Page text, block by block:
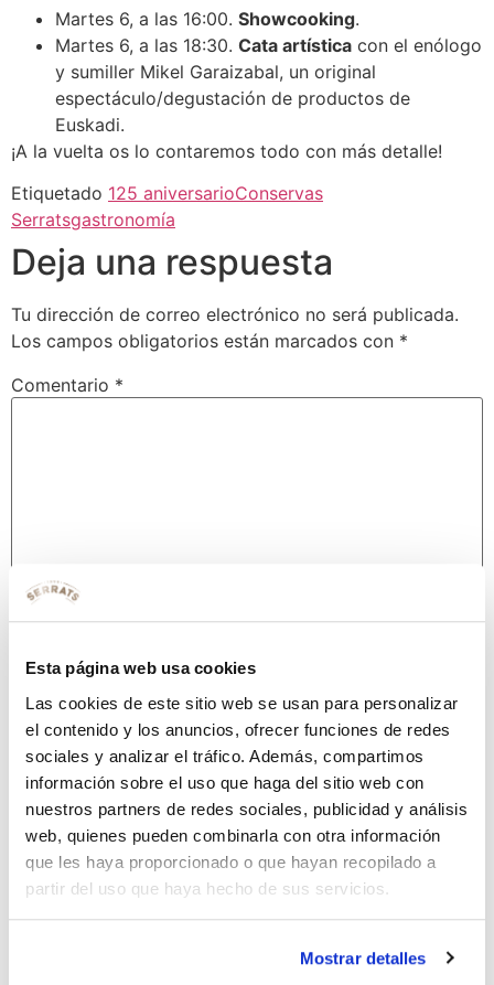
Esta página web usa cookies
Las cookies de este sitio web se usan para personalizar
el contenido y los anuncios, ofrecer funciones de redes
sociales y analizar el tráfico. Además, compartimos
información sobre el uso que haga del sitio web con
nuestros partners de redes sociales, publicidad y análisis
web, quienes pueden combinarla con otra información
que les haya proporcionado o que hayan recopilado a
partir del uso que haya hecho de sus servicios.
Mostrar detalles
Martes 6, a las 16:00. Showcooking.
Martes 6, a las 18:30. Cata artística con el enólogo
y sumiller Mikel Garaizabal, un original
espectáculo/degustación de productos de
Euskadi.
¡A la vuelta os lo contaremos todo con más detalle!
Etiquetado 125 aniversarioConservas
Serratsgastronomía
Deja una respuesta
Tu dirección de correo electrónico no será publicada.
Los campos obligatorios están marcados con *
Comentario *
Nombre*
Correo electrónico *
Web
Guarda mi nombre, correo electrónico y web en este
navegador para la próxima vez que comente.